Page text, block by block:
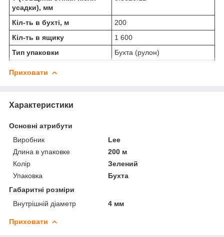
усадки), мм
Кіл-ть в бухті, м
200
Кіл-ть в ящику
1 600
Тип упаковки
Бухта (рулон)
Приховати
Характеристики
Основні атрибути
Виробник
Lee
Длина в упаковке
200 м
Колір
Зелений
Упаковка
Бухта
Габаритні розміри
Внутрішній діаметр
4 мм
Приховати